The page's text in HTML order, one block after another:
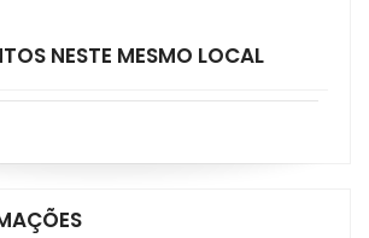
NESTE MESMO LOCAL